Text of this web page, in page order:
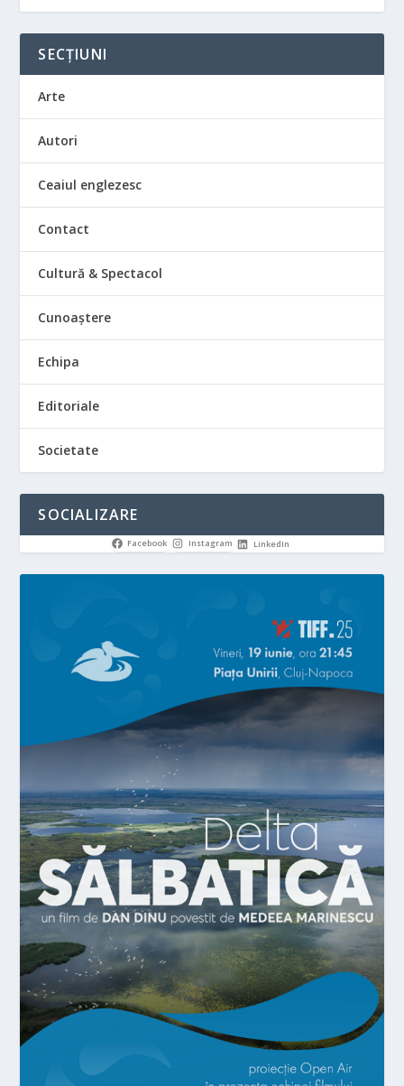
SECȚIUNI
Arte
Autori
Ceaiul englezesc
Contact
Cultură & Spectacol
Cunoaștere
Echipa
Editoriale
Societate
SOCIALIZARE
Facebook Instagram LinkedIn